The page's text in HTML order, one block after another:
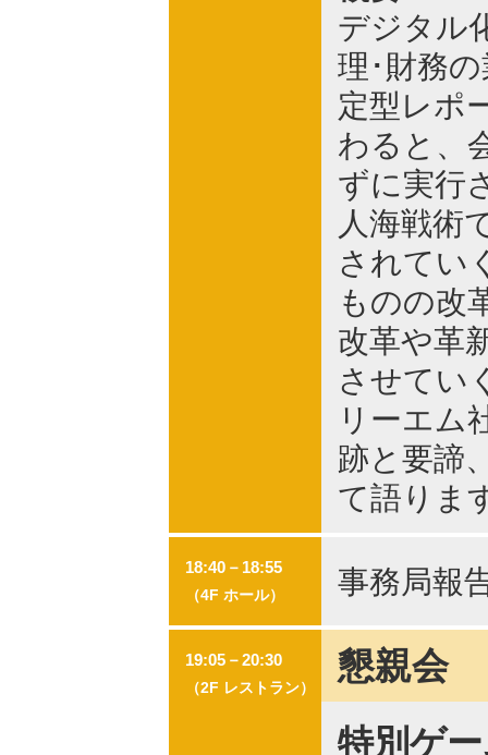
デジタル
理･財務
定型レポ
わると、
ずに実行
人海戦術
されてい
ものの改
改革や革
させてい
リーエム
跡と要諦
て語りま
18:40－18:55
（4F ホール） 事務局報
19:05－20:30
（2F レストラン）
懇親会
特別ゲ